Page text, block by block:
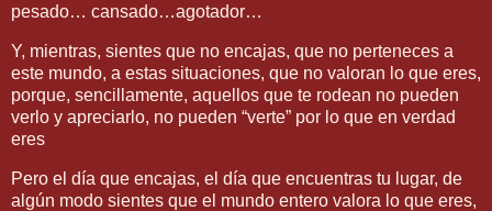
pesado… cansado…agotador…
Y, mientras, sientes que no encajas, que no perteneces a
este mundo, a estas situaciones, que no valoran lo que eres,
porque, sencillamente, aquellos que te rodean no pueden
verlo y apreciarlo, no pueden “verte” por lo que en verdad
eres
Pero el día que encajas, el día que encuentras tu lugar, de
algún modo sientes que el mundo entero valora lo que eres,